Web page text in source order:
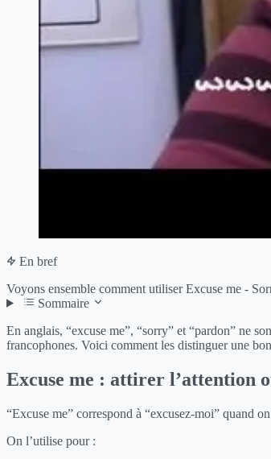
En bref
Voyons ensemble comment utiliser Excuse me -
Sommaire
En anglais, “excuse me”, “sorry” et “pardon” ne
francophones. Voici comment les distinguer une
Excuse me : attirer l’attention
“Excuse me” correspond à “excusez-moi” quand
On l’utilise pour :